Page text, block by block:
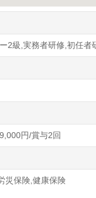
2級,実務者研修,初任者
円/賞与2回
災保険,健康保険